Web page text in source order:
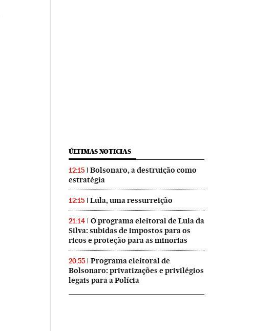
ÚLTIMAS NOTICIAS
12:15
Bolsonaro, a destruição como
estratégia
12:15 Lula, uma ressurreição
21:14
O programa eleitoral de Lula da
Silva: subidas de impostos para os
ricos e proteção para as minorias
20:55
Programa eleitoral de
Bolsonaro: privatizações e privilégios
legais para a Polícia